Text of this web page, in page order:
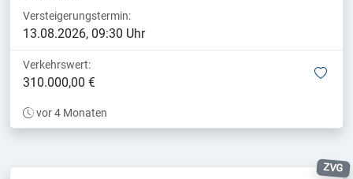
Versteigerungstermin:
13.08.2026, 09:30 Uhr
Verkehrswert:
310.000,00 €
vor 4 Monaten
ZVG